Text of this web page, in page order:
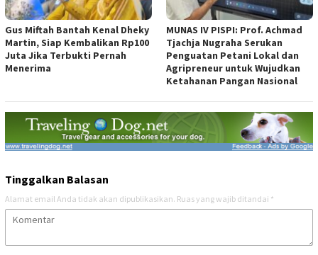
Gus Miftah Bantah Kenal Dheky
Martin, Siap Kembalikan Rp100
Juta Jika Terbukti Pernah
Menerima
MUNAS IV PISPI: Prof. Achmad
Tjachja Nugraha Serukan
Penguatan Petani Lokal dan
Agripreneur untuk Wujudkan
Ketahanan Pangan Nasional
Tinggalkan Balasan
Alamat email Anda tidak akan dipublikasikan. Ruas yang wajib ditandai *